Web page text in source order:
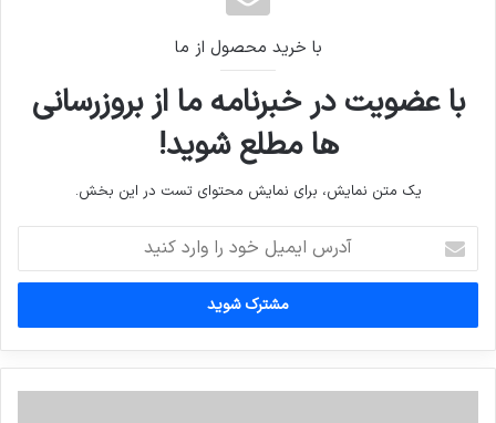
با خرید محصول از ما
با عضویت در خبرنامه ما از بروزرسانی
ها مطلع شوید!
یک متن نمایش، برای نمایش محتوای تست در این بخش.
ایمیل
خود
وارد
کنید